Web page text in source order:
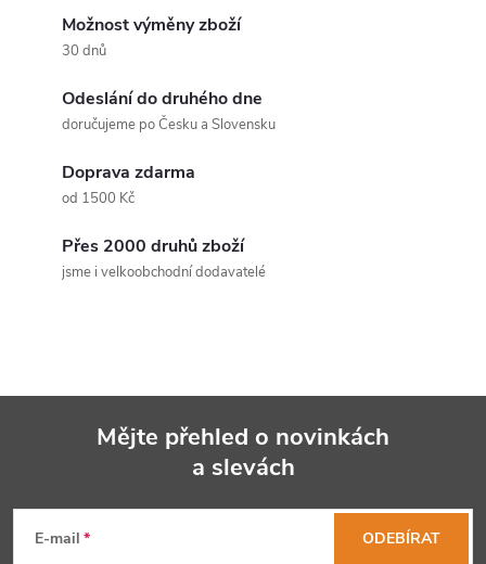
Možnost výměny zboží
30 dnů
Odeslání do druhého dne
doručujeme po Česku a Slovensku
Doprava zdarma
od 1500 Kč
Přes 2000 druhů zboží
jsme i velkoobchodní dodavatelé
Mějte přehled o novinkách
a slevách
E-mail ODEBÍRAT